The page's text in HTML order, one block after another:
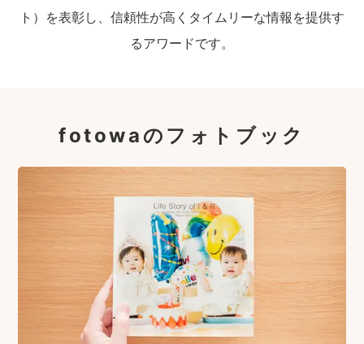
ト）を表彰し、信頼性が高くタイムリーな情報を提供す
るアワードです。
fotowaのフォトブック